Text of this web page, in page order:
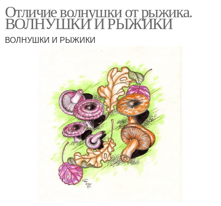
Отличие волнушки от рыжика.
ВОЛНУШКИ И РЫЖИКИ
ВОЛНУШКИ И РЫЖИКИ